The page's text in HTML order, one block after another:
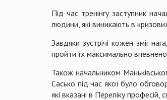
Під час тренінгу заступник
людини, які виникають в
Завдяки зустрічі кожен зміг
пройти їх максимально
Також начальником
Сасько під час якої було
які вказані в Переліку